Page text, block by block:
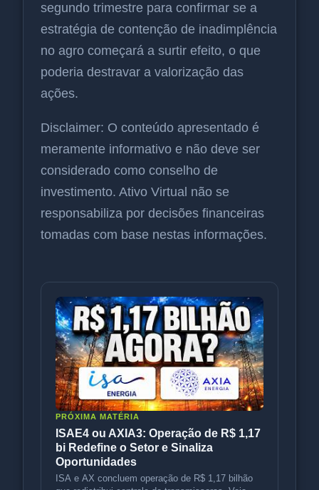
segundo trimestre para confirmar se a
estratégia de contenção de inadimplência
no agro começará a surtir efeito, o que
poderia destravar a valorização das
ações.
Disclaimer: O conteúdo apresentado é
meramente informativo e não deve ser
considerado como conselho de
investimento. Ativo Virtual não se
responsabiliza por decisões financeiras
tomadas com base nestas informações.
PRÓXIMA MATÉRIA
ISAE4 ou AXIA3: Operação de R$ 1,17
bi Redefine o Setor e Sinaliza
Oportunidades
ISA e AX concluem operação de R$ 1,17 bilhão